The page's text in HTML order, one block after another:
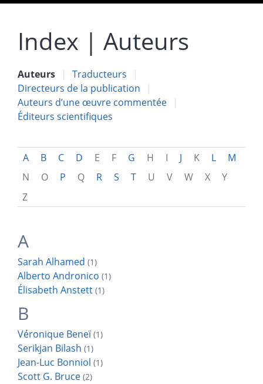
Index | Auteurs
Auteurs
Traducteurs
Directeurs de la publication
Auteurs d’une œuvre commentée
Éditeurs scientifiques
A B C D E F G H I J K L
M
N
O P Q R S T U V W X
Y
Z
A
Sarah Alhamed (1)
Alberto Andronico (1)
Élisabeth Anstett (1)
B
Véronique Beneï (1)
Serikjan Bilash (1)
Jean-Luc Bonniol (1)
Scott G. Bruce (2)